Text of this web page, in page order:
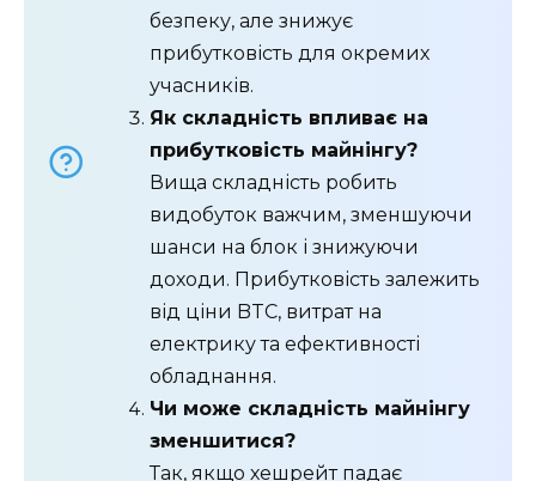
безпеку, але знижує
прибутковість для окремих
учасників.
Як складність впливає на
прибутковість майнінгу?
Вища складність робить
видобуток важчим, зменшуючи
шанси на блок і знижуючи
доходи. Прибутковість залежить
від ціни BTC, витрат на
електрику та ефективності
обладнання.
Чи може складність майнінгу
зменшитися?
Так, якщо хешрейт падає